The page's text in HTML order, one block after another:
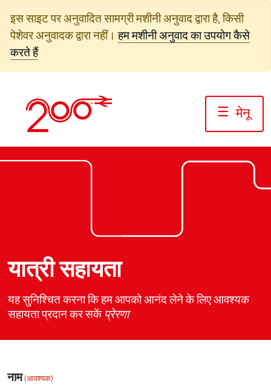
जाएं
इस साइट पर अनुवादित सामग्री मशीनी अनुवाद द्वारा है, किसी
पेशेवर अनुवादक द्वारा नहीं। हम मशीनी अनुवाद का उपयोग कैसे
करते हैं
☰ मेनू
यात्री सहायता
यह सुनिश्चित करना कि हम आपको आनंद लेने के लिए आवश्यक
सहायता प्रदान कर सकें प्रेरणा
नाम (आवश्यक)